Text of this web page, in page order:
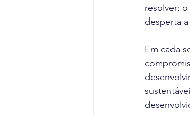
resolver:
desperta
Em cada